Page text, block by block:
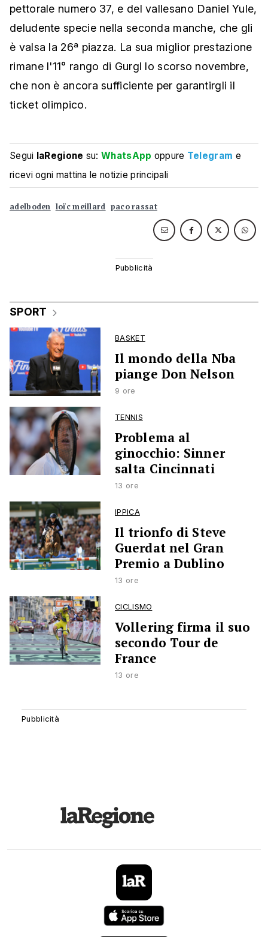
pettorale numero 37, e del vallesano Daniel Yule,
deludente specie nella seconda manche, che gli
è valsa la 26ª piazza. La sua miglior prestazione
rimane l'11° rango di Gurgl lo scorso novembre,
che non è ancora sufficiente per garantirgli il
ticket olimpico.
Segui laRegione su:WhatsApp oppure Telegram e
ricevi ogni mattina le notizie principali
adelboden loïc meillard paco rassat
SPORT
BASKET
Il mondo della Nba
piange Don Nelson
9 ore
TENNIS
Problema al
ginocchio: Sinner
salta Cincinnati
13 ore
IPPICA
Il trionfo di Steve
Guerdat nel Gran
Premio a Dublino
13 ore
CICLISMO
Vollering firma il suo
secondo Tour de
France
13 ore